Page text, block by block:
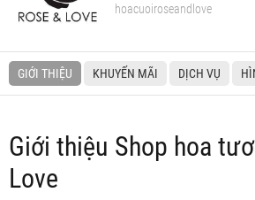
hoacuoiroseandlove
GIỚI THIỆU KHUYẾN MÃI DỊCH VỤ
Giới thiệu Shop hoa
Love